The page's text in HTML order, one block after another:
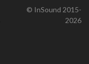
© InSound 2015-
2026